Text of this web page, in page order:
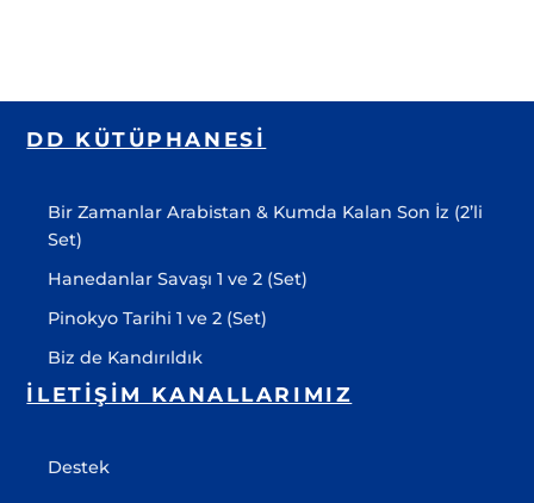
DD KÜTÜPHANESI
Bir Zamanlar Arabistan & Kumda Kalan Son İz (2’li
Set)
Hanedanlar Savaşı 1 ve 2 (Set)
Pinokyo Tarihi 1 ve 2 (Set)
Biz de Kandırıldık
İLETIŞIM KANALLARIMIZ
Destek